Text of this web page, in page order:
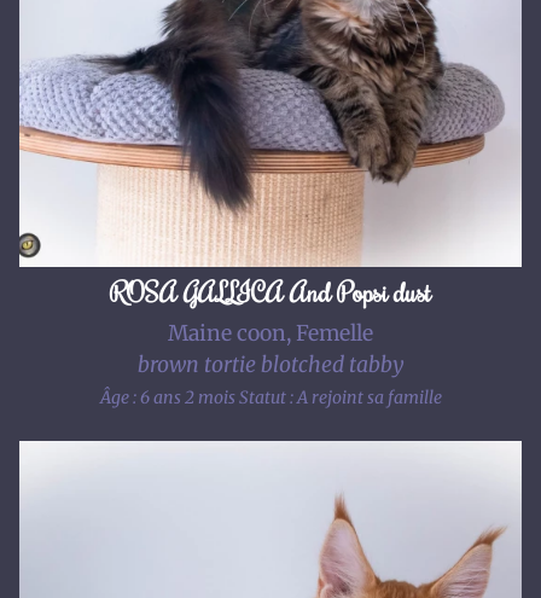
ROSA GALLICA And Popsi dust
Maine coon, Femelle
brown tortie blotched tabby
Âge : 6 ans 2 moisStatut : A rejoint sa famille